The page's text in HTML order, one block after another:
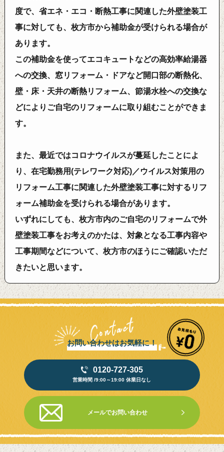
度で、省エネ・エコ・断熱工事に関連した外壁塗装工
事に対しても、枚方市から補助金が受けられる場合が
あります。
この補助金を使ってエコキュートなどの高効率給湯器
への交換、窓リフォーム・ドアなど開口部の断熱化、
壁・床・天井の断熱リフォーム、節湯水栓への交換な
どによりご自宅のリフォームに取り組むことができま
す。
また、最近ではコロナウイルスが蔓延したことによ
り、在宅勤務用(テレワーク対応)／ウイルス対策用の
リフォーム工事に関連した外壁塗装工事に対するリフ
ォーム補助金を受けられる場合があります。
いずれにしても、枚方市内のご自宅のリフォームで外
壁塗装工事をお考えのかたは、対象となる工事内容や
工事期間などについて、枚方市のほうにご確認いただ
きたいと思います。
お問い合わせはお気軽に！
0120-727-305
営業時間 /9:00～19:00 休業日なし
メールでお問い合わせ